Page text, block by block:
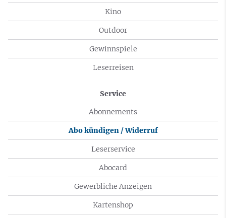
Kino
Outdoor
Gewinnspiele
Leserreisen
Service
Abonnements
Abo kündigen / Widerruf
Leserservice
Abocard
Gewerbliche Anzeigen
Kartenshop